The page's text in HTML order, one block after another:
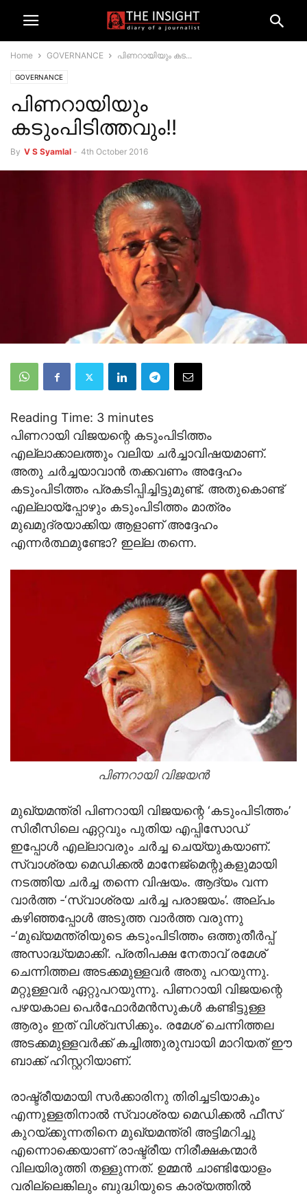
Home GOVERNANCE പിണറായിയും കട...
GOVERNANCE
പിണറായിയും
കടുംപിടിത്തവും!!
By V S Syamlal - 4th October 2016
Reading Time: 3 minutes
പിണറായി വിജയന്റെ കടുംപിടിത്തം
എല്ലാക്കാലത്തും വലിയ ചര്‍ച്ചാവിഷയമാണ്.
അതു ചര്‍ച്ചയാവാന്‍ തക്കവണം അദ്ദേഹം
കടുംപിടിത്തം പ്രകടിപ്പിച്ചിട്ടുമുണ്ട്. അതുകൊണ്ട്
എല്ലായ്‌പ്പോഴും കടുംപിടിത്തം മാത്രം
മുഖമുദ്രയാക്കിയ ആളാണ് അദ്ദേഹം
എന്നര്‍ത്ഥമുണ്ടോ? ഇല്ല തന്നെ.
പിണറായി വിജയന്‍
മുഖ്യമന്ത്രി പിണറായി വിജയന്റെ ‘കടുംപിടിത്തം’
സിരീസിലെ ഏറ്റവും പുതിയ എപ്പിസോഡ്
ഇപ്പോള്‍ എല്ലാവരും ചര്‍ച്ച ചെയ്യുകയാണ്.
സ്വാശ്രയ മെഡിക്കല്‍ മാനേജ്‌മെന്റുകളുമായി
നടത്തിയ ചര്‍ച്ച തന്നെ വിഷയം. ആദ്യം വന്ന
വാര്‍ത്ത -‘സ്വാശ്രയ ചര്‍ച്ച പരാജയം’. അല്പം
കഴിഞ്ഞപ്പോള്‍ അടുത്ത വാര്‍ത്ത വരുന്നു
-‘മുഖ്യമന്ത്രിയുടെ കടുംപിടിത്തം ഒത്തുതീര്‍പ്പ്
അസാദ്ധ്യമാക്കി’. പ്രതിപക്ഷ നേതാവ് രമേശ്
ചെന്നിത്തല അടക്കമുള്ളവര്‍ അതു പറയുന്നു.
മറ്റുള്ളവര്‍ ഏറ്റുപറയുന്നു. പിണറായി വിജയന്റെ
പഴയകാല പെര്‍ഫോര്‍മന്‍സുകള്‍ കണ്ടിട്ടുള്ള
ആരും ഇത് വിശ്വസിക്കും. രമേശ് ചെന്നിത്തല
അടക്കമുള്ളവര്‍ക്ക് കച്ചിത്തുരുമ്പായി മാറിയത് ഈ
ബാക്ക് ഹിസ്റ്ററിയാണ്.
രാഷ്ട്രീയമായി സര്‍ക്കാരിനു തിരിച്ചടിയാകും
എന്നുള്ളതിനാല്‍ സ്വാശ്രയ മെഡിക്കല്‍ ഫീസ്
കുറയ്ക്കുന്നതിനെ മുഖ്യമന്ത്രി അട്ടിമറിച്ചു
എന്നൊക്കെയാണ് രാഷ്ട്രീയ നിരീക്ഷകന്മാര്‍
വിലയിരുത്തി തള്ളുന്നത്. ഉമ്മന്‍ ചാണ്ടിയോളം
വരില്ലെങ്കിലും ബുദ്ധിയുടെ കാര്യത്തില്‍